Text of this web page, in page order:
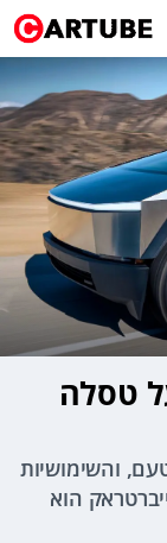
טסלה
והשימושיות
הוא